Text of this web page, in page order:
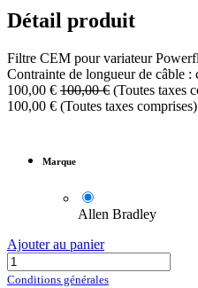
Détail produit
Filtre CEM pour variateur
Contrainte de longueur de câble :
100,00 € 100,00€ (Toutes taxes
100,00 € (Toutes taxes comprises)
Marque
Allen Bradley
Ajouter au panier
Conditions générales